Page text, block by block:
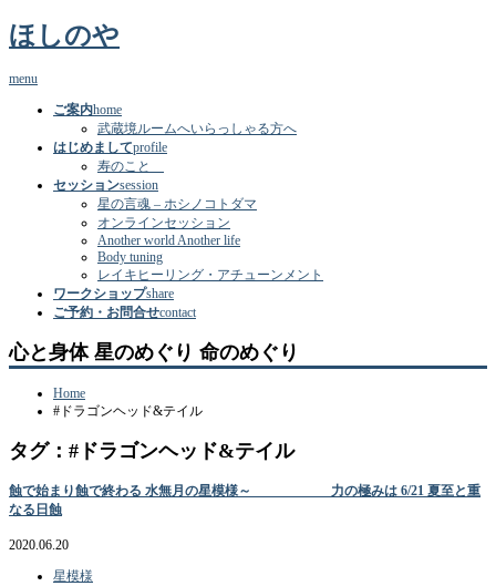
ほしのや
menu
ご案内home
武蔵境ルームへいらっしゃる方へ
はじめましてprofile
寿のこと
セッションsession
星の言魂 – ホシノコトダマ
オンラインセッション
Another world Another life
Body tuning
レイキヒーリング・アチューンメント
ワークショップshare
ご予約・お問合せcontact
心と身体 星のめぐり 命のめぐり
Home
#ドラゴンヘッド&テイル
タグ：#ドラゴンヘッド&テイル
蝕で始まり蝕で終わる 水無月の星模様～ 力の極みは 6/21 夏至と重
なる日蝕
2020.06.20
星模様